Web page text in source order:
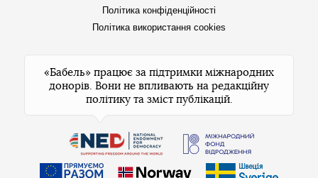
Політика конфіденційності
Політика використання cookies
«Бабель» працює за підтримки міжнародних
донорів. Вони не впливають на редакційну
політику та зміст публікацій.